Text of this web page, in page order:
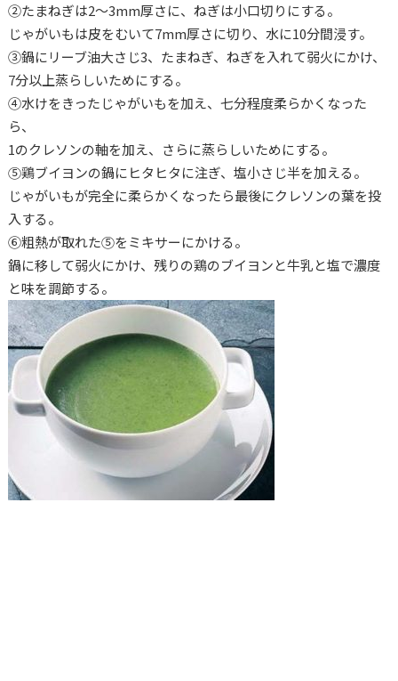
②たまねぎは2～3mm厚さに、ねぎは小口切りにする。
じゃがいもは皮をむいて7mm厚さに切り、水に10分間浸す。
③鍋にリーブ油大さじ3、たまねぎ、ねぎを入れて弱火にかけ、
7分以上蒸らしいためにする。
④水けをきったじゃがいもを加え、七分程度柔らかくなった
ら、
1のクレソンの軸を加え、さらに蒸らしいためにする。
⑤鶏ブイヨンの鍋にヒタヒタに注ぎ、塩小さじ半を加える。
じゃがいもが完全に柔らかくなったら最後にクレソンの葉を投
入する。
⑥粗熱が取れた⑤をミキサーにかける。
鍋に移して弱火にかけ、残りの鶏のブイヨンと牛乳と塩で濃度
と味を調節する。